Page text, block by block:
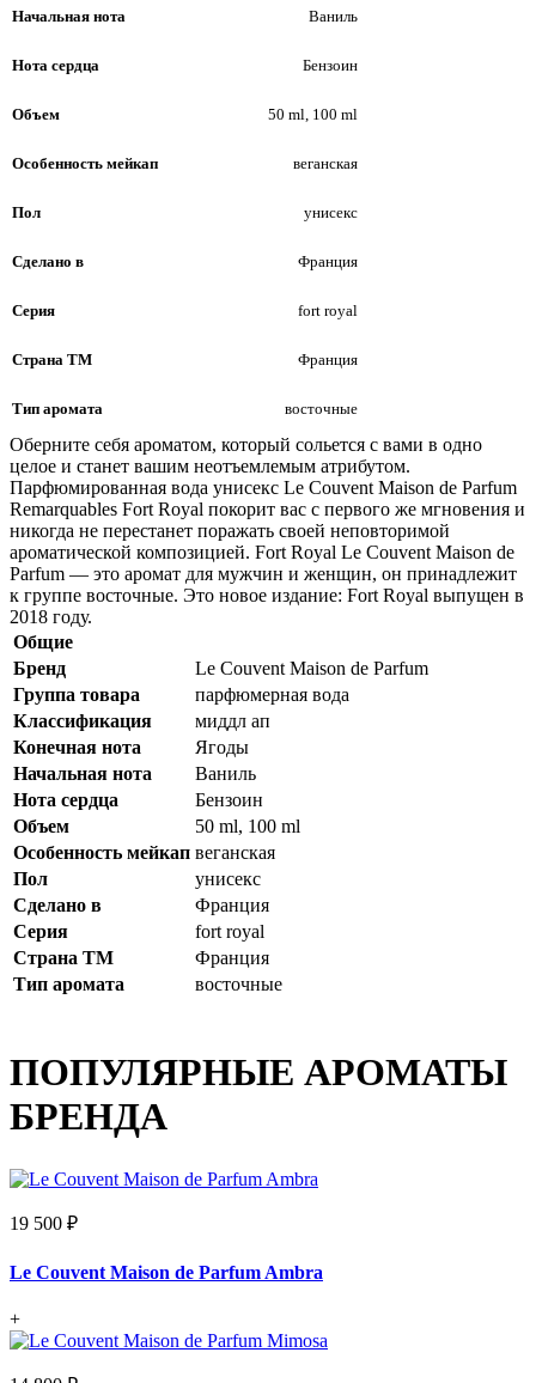
Начальная нота Ваниль
Нота сердца Бензоин
Объем 50 ml, 100 ml
Особенность мейкап веганская
Пол унисекс
Сделано в Франция
Серия fort royal
Страна ТМ Франция
Тип аромата восточные
Оберните себя ароматом, который сольется с вами в одно
целое и станет вашим неотъемлемым атрибутом.
Парфюмированная вода унисекс Le Couvent Maison de Parfum
Remarquables Fort Royal покорит вас с первого же мгновения и
никогда не перестанет поражать своей неповторимой
ароматической композицией. Fort Royal Le Couvent Maison de
Parfum — это аромат для мужчин и женщин, он принадлежит
к группе восточные. Это новое издание: Fort Royal выпущен в
2018 году.
Общие
Бренд
Le Couvent Maison de Parfum
Группа товара
парфюмерная вода
Классификация
миддл ап
Конечная нота
Ягоды
Начальная нота
Ваниль
Нота сердца
Бензоин
Объем
50 ml, 100 ml
Особенность мейкап веганская
Пол
унисекс
Сделано в
Франция
Серия
fort royal
Страна ТМ
Франция
Тип аромата
восточные
ПОПУЛЯРНЫЕ АРОМАТЫ
БРЕНДА
19 500 ₽
Le Couvent Maison de Parfum Ambra
+